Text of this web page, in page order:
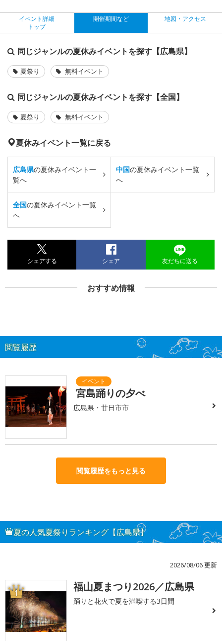
イベント詳細
トップ
開催期間など 地図・アクセス
同じジャンルの夏休みイベントを探す【広島県】
夏祭り 無料イベント
同じジャンルの夏休みイベントを探す【全国】
夏祭り 無料イベント
夏休みイベント一覧に戻る
広島県の夏休みイベント一
覧へ
中国の夏休みイベント一覧
へ
全国の夏休みイベント一覧
へ
シェアする シェア 友だちに送る
おすすめ情報
閲覧履歴
宮島踊りの夕べ
広島県・廿日市市
閲覧履歴をもっと見る
夏の人気夏祭りランキング【広島県】
2026/08/06 更新
1 福山夏まつり2026／広島県
踊りと花火で夏を満喫する3日間